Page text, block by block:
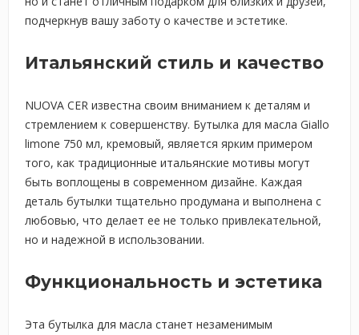
подчеркнув вашу заботу о качестве и эстетике.
Итальянский стиль и качество
NUOVA CER известна своим вниманием к деталям и
стремлением к совершенству. Бутылка для масла Giallo
limone 750 мл, кремовый, является ярким примером
того, как традиционные итальянские мотивы могут
быть воплощены в современном дизайне. Каждая
деталь бутылки тщательно продумана и выполнена с
любовью, что делает ее не только привлекательной,
но и надежной в использовании.
Функциональность и эстетика
Эта бутылка для масла станет незаменимым